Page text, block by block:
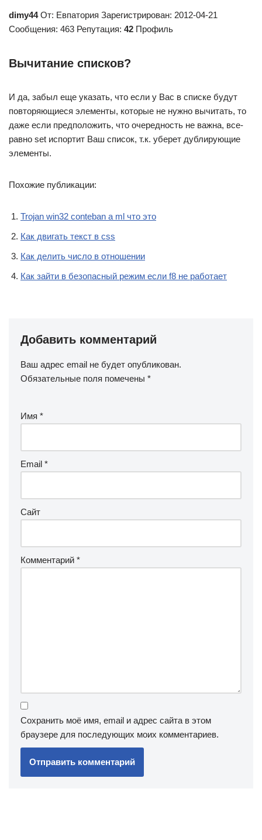
dimy44От: Евпатория Зарегистрирован: 2012-04-21
Сообщения: 463 Репутация: 42 Профиль
Вычитание списков?
И да, забыл еще указать, что если у Вас в списке будут
повторяющиеся элементы, которые не нужно вычитать, то
даже если предположить, что очередность не важна, все-
равно set испортит Ваш список, т.к. уберет дублирующие
элементы.
Похожие публикации:
Trojan win32 conteban a ml что это
Как двигать текст в css
Как делить число в отношении
Как зайти в безопасный режим если f8 не работает
Добавить комментарий
Ваш адрес email не будет опубликован.
Обязательные поля помечены *
Имя *
Email *
Сайт
Комментарий *
Сохранить моё имя, email и адрес сайта в этом
браузере для последующих моих комментариев.